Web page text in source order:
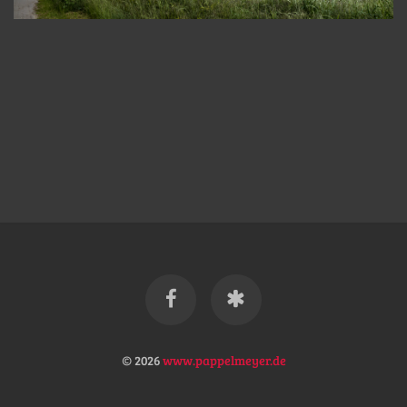
© 2026www.pappelmeyer.de